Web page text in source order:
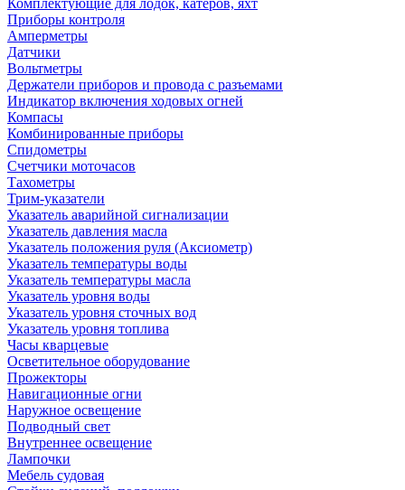
Комплектующие для лодок, катеров, яхт
Приборы контроля
Амперметры
Датчики
Вольтметры
Держатели приборов и провода с разъемами
Индикатор включения ходовых огней
Компасы
Комбинированные приборы
Спидометры
Счетчики моточасов
Тахометры
Трим-указатели
Указатель аварийной сигнализации
Указатель давления масла
Указатель положения руля (Аксиометр)
Указатель температуры воды
Указатель температуры масла
Указатель уровня воды
Указатель уровня сточных вод
Указатель уровня топлива
Часы кварцевые
Осветительное оборудование
Прожекторы
Навигационные огни
Наружное освещение
Подводный свет
Внутреннее освещение
Лампочки
Мебель судовая